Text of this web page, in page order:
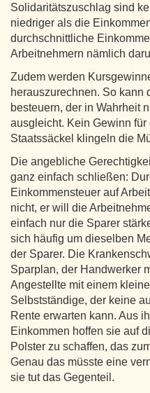
Solidaritätszuschlag sind
niedriger als die
durchschnittliche
Arbeitnehmern nämlich
Zudem werden
herauszurechnen. So kann
besteuern, der in Wahrheit
ausgleicht. Kein Gewinn für
Staatssäckel klingeln die
Die angebliche
ganz einfach schließen:
Einkommensteuer auf
nicht, er will die
einfach nur die Sparer
sich häufig um dieselben
der Sparer. Die
Sparplan, der Handwerker
Angestellte mit einem
Selbstständige, der keine
Rente erwarten kann. Aus
Einkommen hoffen sie auf
Polster zu schaffen, das
Genau das müsste eine
sie tut das Gegenteil.